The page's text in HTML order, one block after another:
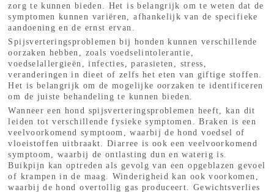
zorg te kunnen bieden. Het is belangrijk om te weten dat de
symptomen kunnen variëren, afhankelijk van de specifieke
aandoening en de ernst ervan.
Spijsverteringsproblemen bij honden kunnen verschillende
oorzaken hebben, zoals voedselintolerantie,
voedselallergieën, infecties, parasieten, stress,
veranderingen in dieet of zelfs het eten van giftige stoffen.
Het is belangrijk om de mogelijke oorzaken te identificeren
om de juiste behandeling te kunnen bieden.
Wanneer een hond spijsverteringsproblemen heeft, kan dit
leiden tot verschillende fysieke symptomen. Braken is een
veelvoorkomend symptoom, waarbij de hond voedsel of
vloeistoffen uitbraakt. Diarree is ook een veelvoorkomend
symptoom, waarbij de ontlasting dun en waterig is.
Buikpijn kan optreden als gevolg van een opgeblazen gevoel
of krampen in de maag. Winderigheid kan ook voorkomen,
waarbij de hond overtollig gas produceert. Gewichtsverlies